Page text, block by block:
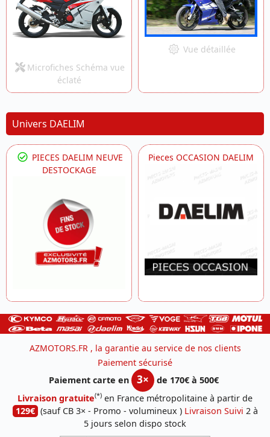
Microfiches Schéma vue
éclaté
Vue détaillée
Univers DAELIM
PIECES DAELIM NEUVE
DESTOCKAGE
Pieces OCCASION DAELIM
AZMOTORS.FR , la garantie au service de nos clients
Paiement sécurisé
Paiement carte en
3×
de 170€ à 500€
Livraison gratuite(*) en France métropolitaine à partir de
129€ (sauf CB 3× - Promo - volumineux ) Livraison Suivi 2 à
5 jours selon dispo stock